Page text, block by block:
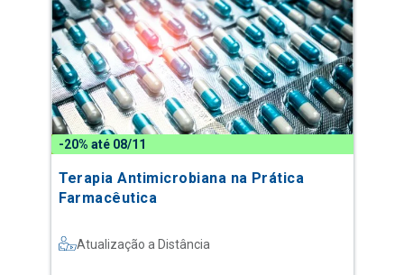
-20% até 08/11
Terapia Antimicrobiana na Prática
Farmacêutica
Atualização a Distância